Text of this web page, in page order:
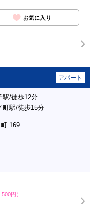
お気に入り
アパート
駅/徒歩12分
町駅/徒歩15分
169
円）